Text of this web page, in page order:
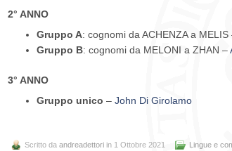
2° ANNO
Gruppo A: cognomi da ACHENZA a MELIS
Gruppo B: cognomi da MELONI a ZHAN –
3° ANNO
Gruppo unico – John Di Girolamo
Scritto da andreadettori in 1 Ottobre 2021 Lingue e